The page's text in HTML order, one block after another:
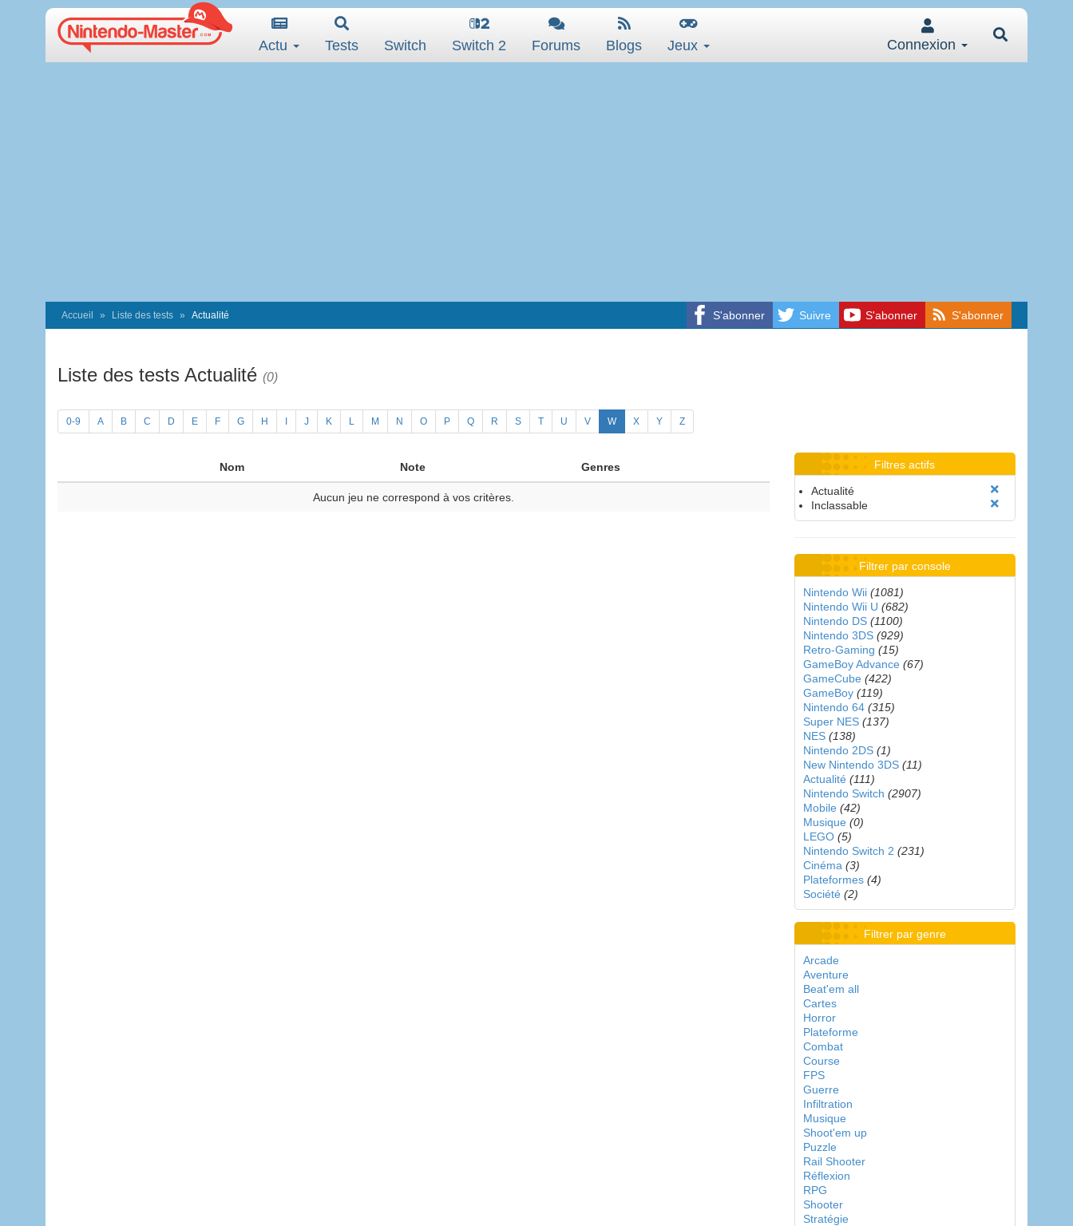
Actu Tests Switch Switch 2 Forums Blogs Jeux Connexion
S'abonner Suivre S'abonner S'abonner
Accueil Liste des tests Actualité
Liste des tests Actualité (0)
0-9 A B C D E F G H J K L M N O P Q R S T U V W X Y Z
Nom Note Genres
Aucun jeu ne correspond à vos critères.
Filtres actifs
Actualité
Inclassable
Filtrer par console
Nintendo Wii (1081)
Nintendo Wii U (682)
Nintendo DS (1100)
Nintendo 3DS (929)
Retro-Gaming (15)
GameBoy Advance (67)
GameCube (422)
GameBoy (119)
Nintendo 64 (315)
Super NES (137)
NES (138)
Nintendo 2DS (1)
New Nintendo 3DS (11)
Actualité (111)
Nintendo Switch (2907)
Mobile (42)
Musique (0)
LEGO (5)
Nintendo Switch 2 (231)
Cinéma (3)
Plateformes (4)
Société (2)
Filtrer par genre
Arcade
Aventure
Beat'em all
Cartes
Horror
Plateforme
Combat
Course
FPS
Guerre
Infiltration
Musique
Shoot'em up
Puzzle
Rail Shooter
Réflexion
RPG
Shooter
Stratégie